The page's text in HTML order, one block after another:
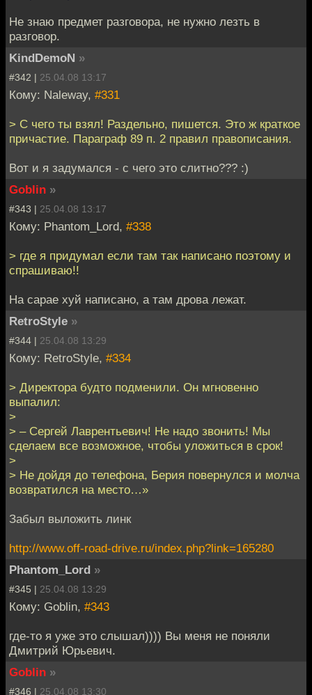
Не знаю предмет разговора, не нужно лезть в
разговор.
KindDemoN »
#342 | 25.04.08 13:17
Кому: Naleway, #331
> С чего ты взял! Раздельно, пишется. Это ж краткое
причастие. Параграф 89 п. 2 правил правописания.
Вот и я задумался - с чего это слитно??? :)
Goblin »
#343 | 25.04.08 13:17
Кому: Phantom_Lord, #338
> где я придумал если там так написано поэтому и
спрашиваю!!
На сарае хуй написано, а там дрова лежат.
RetroStyle »
#344 | 25.04.08 13:29
Кому: RetroStyle, #334
> Директора будто подменили. Он мгновенно
выпалил:
>
> – Сергей Лаврентьевич! Не надо звонить! Мы
сделаем все возможное, чтобы уложиться в срок!
>
> Не дойдя до телефона, Берия повернулся и молча
возвратился на место…»
Забыл выложить линк
http://www.off-road-drive.ru/index.php?link=165280
Phantom_Lord »
#345 | 25.04.08 13:29
Кому: Goblin, #343
где-то я уже это слышал)))) Вы меня не поняли
Дмитрий Юрьевич.
Goblin »
#346 | 25.04.08 13:30